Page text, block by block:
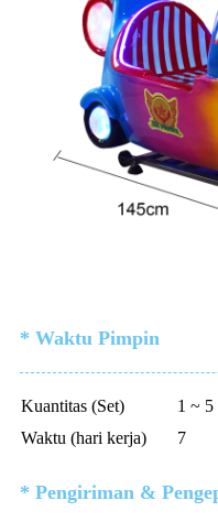
* Waktu Pimpin
Kuantitas (Set) 1 ~ 5
Waktu (hari kerja)
7
* Pengiriman &